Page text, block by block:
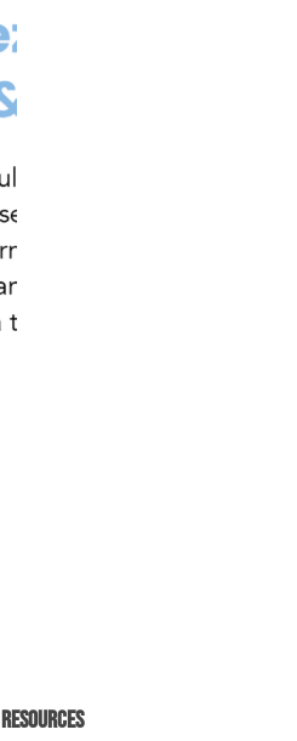
Resources